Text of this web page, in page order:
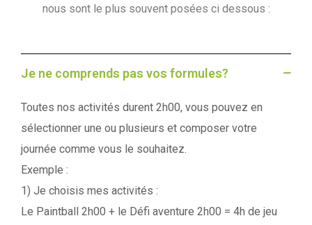
nous sont le plus souvent posées ci dessous :
Je ne comprends pas vos formules?
Toutes nos activités durent 2h00, vous pouvez en
sélectionner une ou plusieurs et composer votre
journée comme vous le souhaitez.
Exemple :
1) Je choisis mes activités :
Le Paintball 2h00 + le Défi aventure 2h00 = 4h de jeu